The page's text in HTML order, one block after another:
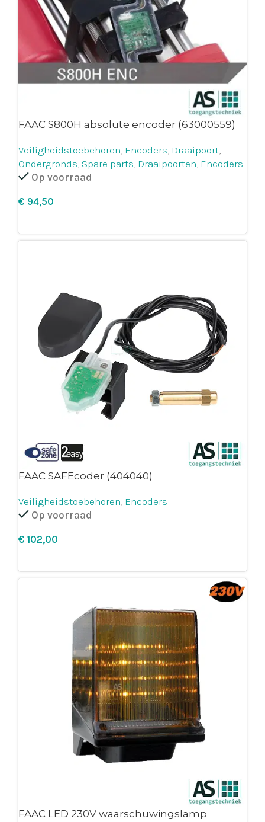
FAAC S800H absolute encoder (63000559)
Veiligheidstoebehoren, Encoders, Draaipoort,
Ondergronds, Spare parts, Draaipoorten, Encoders
Op voorraad
€
FAAC SAFEcoder (404040)
Veiligheidstoebehoren, Encoders
Op voorraad
€
FAAC LED 230V waarschuwingslamp